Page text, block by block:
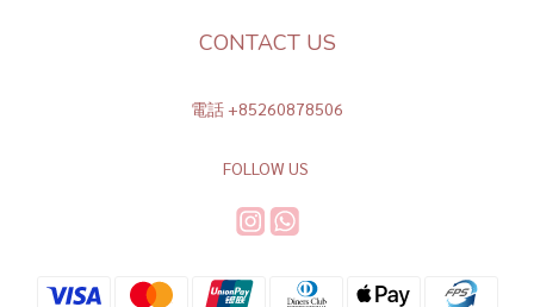
CONTACT US
電話 +85260878506
FOLLOW US